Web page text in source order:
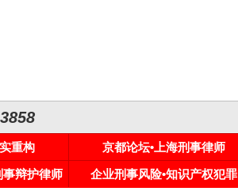
重构 京都论坛•上海刑事律师
事辩护律师 企业刑事风险•知识产权犯罪